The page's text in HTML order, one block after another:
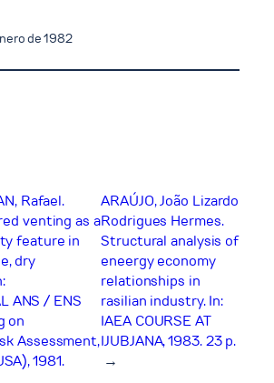
de 1982
Rafael.
venting as a
feature in
dry
ANS / ENS
on
Assessment,
1981.
ARAÚJO, João Lizardo
Rodrigues Hermes.
Structural analysis of
eneergy economy
relationships in
rasilian industry. In:
IAEA COURSE AT
IJUBJANA, 1983. 23 p.
→